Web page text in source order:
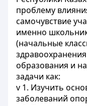
проблему
самочувствие
именно
(начальные
образования и
задачи как:
v 1. Изучить
заболеваний